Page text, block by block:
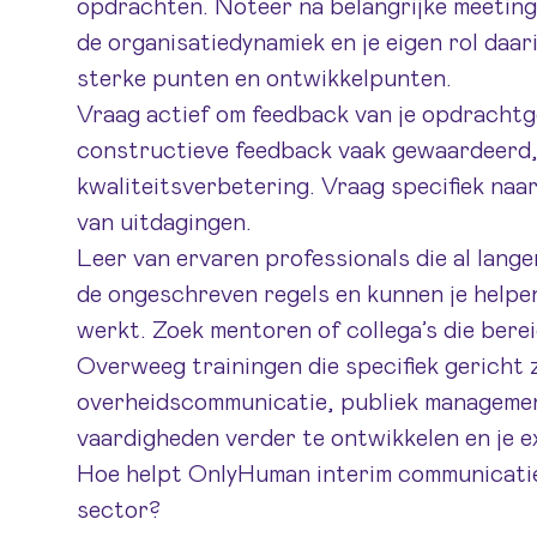
opdrachten. Noteer na belangrijke
de organisatiedynamiek en je eigen rol
sterke punten en ontwikkelpunten.
Vraag actief om feedback van je
constructieve feedback vaak
kwaliteitsverbetering. Vraag specifiek
van uitdagingen.
Leer van ervaren professionals die al
de ongeschreven regels en kunnen je
werkt. Zoek mentoren of collega’s die
Overweeg trainingen die specifiek gericht
overheidscommunicatie, publiek
vaardigheden verder te ontwikkelen en je
Hoe helpt OnlyHuman interim
sector?